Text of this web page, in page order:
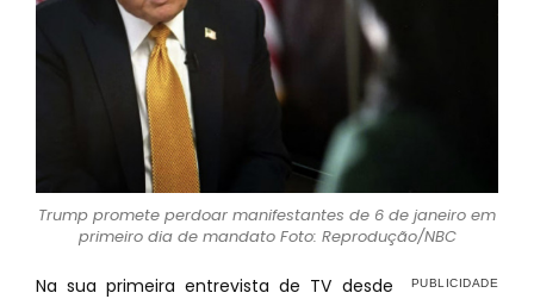
Trump promete perdoar manifestantes de 6 de janeiro em
primeiro dia de mandato Foto: Reprodução/NBC
Na sua primeira entrevista de TV desde